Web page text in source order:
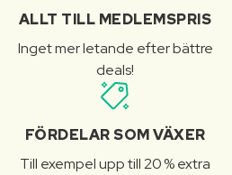
ALLT TILL MEDLEMSPRIS
Inget mer letande efter bättre
deals!
FÖRDELAR SOM VÄXER
Till exempel upp till 20 % extra